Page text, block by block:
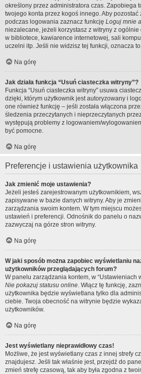
określony przez administratora czas. Zapobiega
twojego konta przez kogoś innego. Aby
podczas logowania zaznacz funkcję Loguj mnie
niezalecane, jeżeli korzystasz z witryny z
w bibliotece, kawiarence internetowej, sali
uczelni itp. Jeśli nie widzisz tej funkcji, oznacza
Na górę
Jak działa funkcja “Usuń ciasteczka witryny”?
Funkcja “Usuń ciasteczka witryny” usuwa
dzięki, którym użytkownik jest autoryzowany i
one również funkcję – jeśli została włączona
śledzenia przeczytanych i nieprzeczytanych
występują problemy z logowaniem/
być pomocne.
Na górę
Preferencje i ustawienia użytkownika
Jak zmienić moje ustawienia?
Jeżeli jesteś zarejestrowanym użytkownikiem,
zapisywane w bazie danych witryny. Aby je
zarządzania swoim kontem. W tym miejscu
ustawień i preferencji. Odnośnik do panelu o
zazwyczaj na górze stron witryny.
Na górę
W jaki sposób można zapobiec wyświetlaniu
użytkowników przeglądających forum?
W panelu zarządzania kontem, w “Ustawieniach
Nie pokazuj statusu online. Włącz tę funkcję,
użytkownika będzie wyświetlana tylko dla
ciebie. Twoja obecność na witrynie będzie
użytkowników.
Na górę
Jest wyświetlany nieprawidłowy czas!
Możliwe, że jest wyświetlany czas z innej strefy
znajdujesz. Jeśli tak właśnie jest, przejdź do
zmień strefę czasową, tak aby była zgodna z